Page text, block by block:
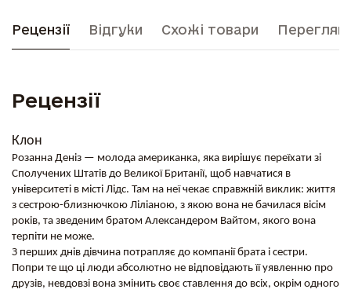
Рецензії Відгуки Схожі товари
Рецензії
Клон
Розанна Деніз — молода американка, яка вирішує переїхати зі
Сполучених Штатів до Великої Британії, щоб навчатися в
університеті в місті Лідс. Там на неї чекає справжній виклик: життя
з сестрою-близнючкою Ліліаною, з якою вона не бачилася вісім
років, та зведеним братом Александером Вайтом, якого вона
терпіти не може.
З перших днів дівчина потрапляє до компанії брата і сестри.
Попри те що ці люди абсолютно не відповідають її уявленню про
друзів, невдовзі вона змінить своє ставлення до всіх, окрім одного